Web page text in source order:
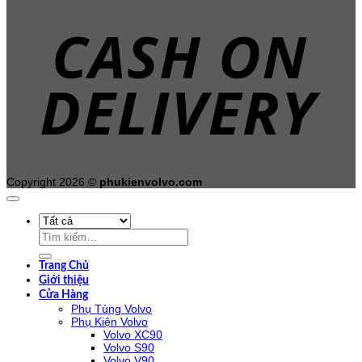
Copyright 2026 © phukienvolvo.com
Tìm
kiếm:
Trang Chủ
Giới thiệu
Cửa Hàng
Phụ Tùng Volvo
Phụ Kiện Volvo
Volvo XC90
Volvo S90